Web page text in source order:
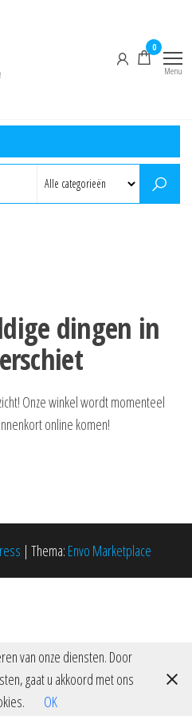
0
Menu
dingen in
Onze winkel wordt momenteel
online komen!
| Thema: Envo Marketplace
van onze diensten. Door
gaat u akkoord met ons
OK